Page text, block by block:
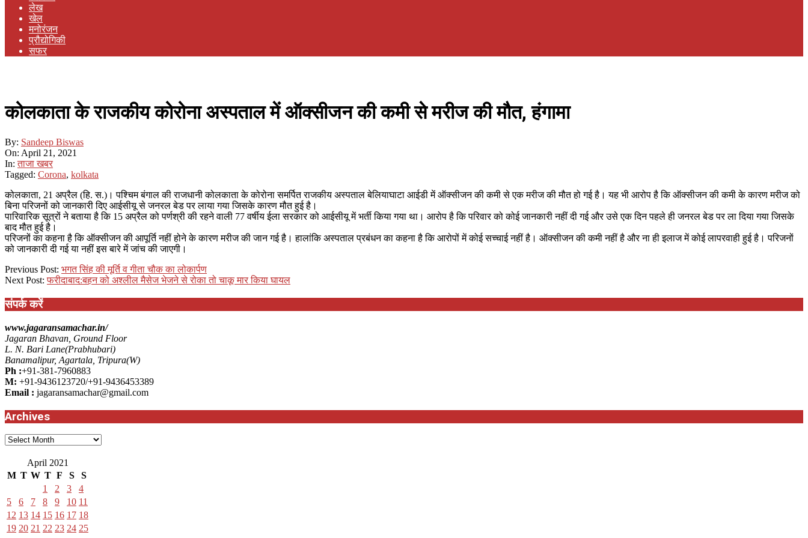
लेख
खेल
मनोरंजन
प्रौद्योगिकी
सफर
कोलकाता के राजकीय कोरोना अस्पताल में ऑक्सीजन की कमी से मरीज की मौत, हंगामा
By: Sandeep Biswas
On: April 21, 2021
In: ताजा खबर
Tagged: Corona, kolkata
कोलकाता, 21 अप्रैल (हि. स.)। पश्चिम बंगाल की राजधानी कोलकाता के कोरोना समर्पित राजकीय अस्पताल बेलियाघाटा आईडी में ऑक्सीजन की कमी से एक मरीज की मौत हो गई है। यह भी आरोप है कि ऑक्सीजन की कमी के कारण मरीज को
बिना परिजनों को जानकारी दिए आईसीयू से जनरल बेड पर लाया गया जिसके कारण मौत हुई है।
पारिवारिक सूत्रों ने बताया है कि 15 अप्रैल को पर्णश्री की रहने वाली 77 वर्षीय ईला सरकार को आईसीयू में भर्ती किया गया था। आरोप है कि परिवार को कोई जानकारी नहीं दी गई और उसे एक दिन पहले ही जनरल बेड पर ला दिया गया जिसके
बाद मौत हुई है।
परिजनों का कहना है कि ऑक्सीजन की आपूर्ति नहीं होने के कारण मरीज की जान गई है। हालांकि अस्पताल प्रबंधन का कहना है कि आरोपों में कोई सच्चाई नहीं है। ऑक्सीजन की कमी नहीं है और ना ही इलाज में कोई लापरवाही हुई है। परिजनों
को जानकारी दी गई या नहीं इस बारे में जांच की जाएगी।
2021-
04-
Previous Post: भगत सिंह की मूर्ति व गीता चौक का लोकार्पण
Next Post:फरीदाबाद:बहन को अश्लील मैसेज भेजने से रोका तो चाकू मार किया घायल
संपर्क करें
www.jagaransamachar.in/
Jagaran Bhavan, Ground Floor
L. N. Bari Lane(Prabhubari)
Banamalipur, Agartala, Tripura(W)
Ph :+91-381-7960883
M: +91-9436123720/+91-9436453389
Email : jagaransamachar@gmail.com
Archives
Archives
April 2021
M T W T F S
S
1
2 3
4
5
6 7 8 9 10 11
12 13 14 15 16 17 18
19 20 21 22 23 24 25